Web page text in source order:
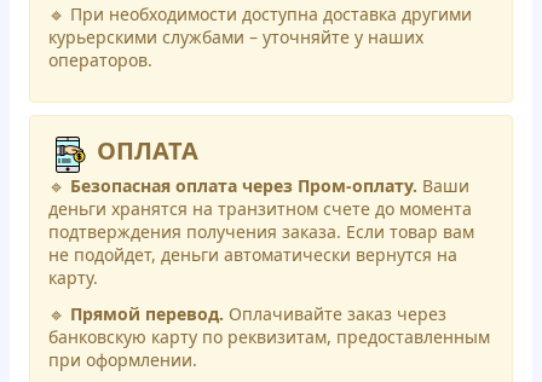
🔹 При необходимости доступна доставка другими
курьерскими службами – уточняйте у наших
операторов.
ОПЛАТА
🔹 Безопасная оплата через Пром-оплату. Ваши
деньги хранятся на транзитном счете до момента
подтверждения получения заказа. Если товар вам
не подойдет, деньги автоматически вернутся на
карту.
🔹 Прямой перевод. Оплачивайте заказ через
банковскую карту по реквизитам, предоставленным
при оформлении.